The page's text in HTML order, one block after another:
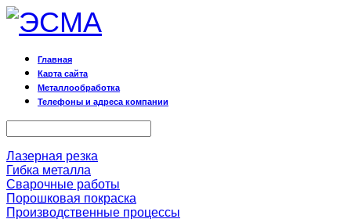
Главная
Карта сайта
Металлообработка
Телефоны и адреса компании
Лазерная резка
Гибка металла
Сварочные работы
Порошковая покраска
Производственные процессы